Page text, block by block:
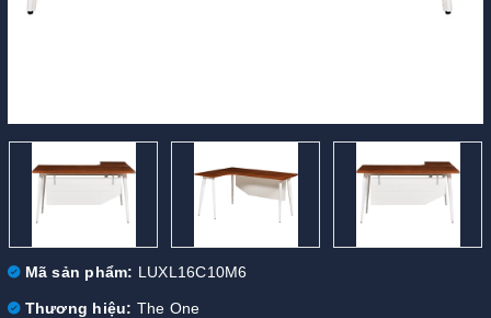
Mã sản phẩm: LUXL16C10M6
Thương hiệu: The One